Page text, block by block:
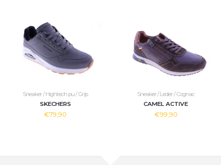
Sneaker / Hightech pu / Grijs
SKECHERS
€79,90
Sneaker / Leder / Cognac
CAMEL ACTIVE
€99,90